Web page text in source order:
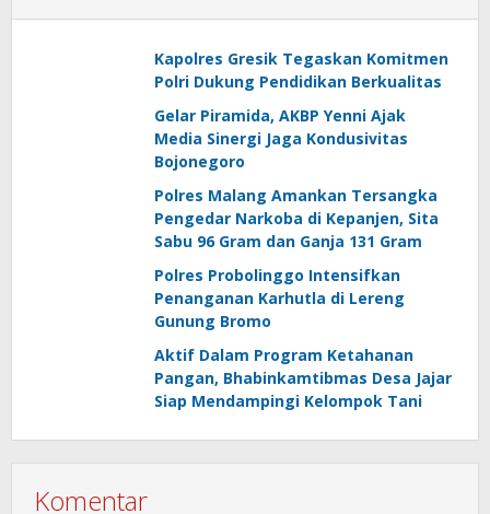
Kapolres Gresik Tegaskan Komitmen
Polri Dukung Pendidikan Berkualitas
Gelar Piramida, AKBP Yenni Ajak
Media Sinergi Jaga Kondusivitas
Bojonegoro
Polres Malang Amankan Tersangka
Pengedar Narkoba di Kepanjen, Sita
Sabu 96 Gram dan Ganja 131 Gram
Polres Probolinggo Intensifkan
Penanganan Karhutla di Lereng
Gunung Bromo
Aktif Dalam Program Ketahanan
Pangan, Bhabinkamtibmas Desa Jajar
Siap Mendampingi Kelompok Tani
Komentar